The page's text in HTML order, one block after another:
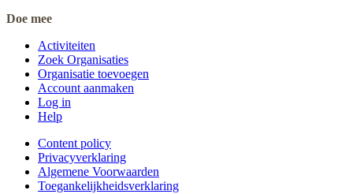
Doe mee
Activiteiten
Zoek Organisaties
Organisatie toevoegen
Account aanmaken
Log in
Help
Content policy
Privacyverklaring
Algemene Voorwaarden
Toegankelijkheidsverklaring